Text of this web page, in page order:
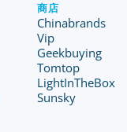
商店
Chinabrands
Vip
Geekbuying
Tomtop
LightInTheBox
Sunsky